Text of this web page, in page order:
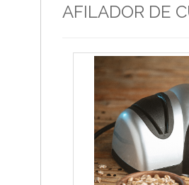
AFILADOR DE